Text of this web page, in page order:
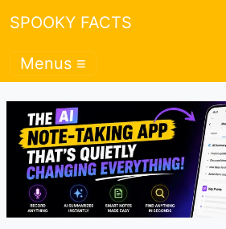
SPOOKY FACTS
Menus ≡